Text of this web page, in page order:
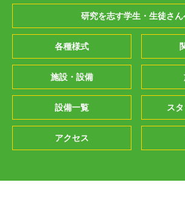
研究を志す学生・生徒さん
各種様式
施設・設備
設備一覧 ス
アクセス